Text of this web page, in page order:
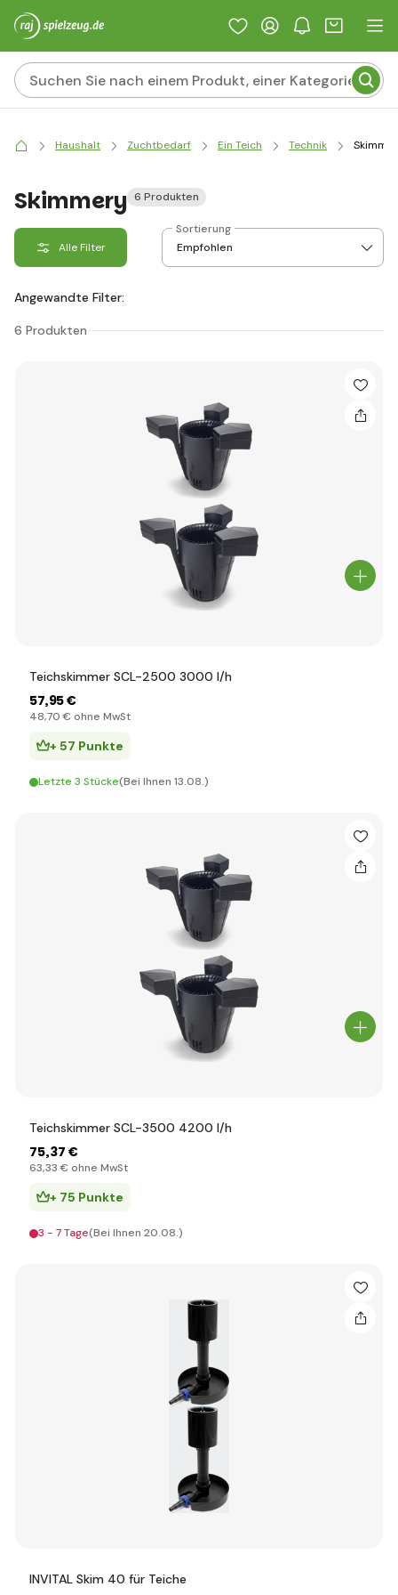
Haushalt Zuchtbedarf Ein Teich Technik
Skimmery 6 Produkten
Alle Filter
Sortierung
Angewandte Filter:
6 Produkten
Teichskimmer SCL-2500 3000 l/h
57,95 €
48,70 € ohne MwSt
+ 57 Punkte
Letzte 3 Stücke(Bei Ihnen 13.08.)
Teichskimmer SCL-3500 4200 l/h
75,37 €
63,33 € ohne MwSt
+ 75 Punkte
3 - 7 Tage(Bei Ihnen 20.08.)
INVITAL Skim 40 für Teiche